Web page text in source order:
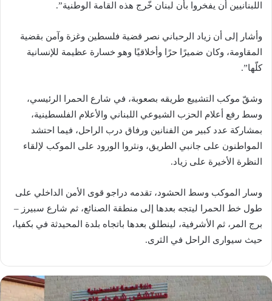
اللبنانيين أن يفخروا بأن لبنان خّرج هذه القامة الوطنية”.
وأشار إلى أن زياد الرحباني نصر قضية فلسطين وغزة وآمن بقضية
المقاومة، وكان ضميرًا حرًا وأخلاقيًا وهو خسارة عظيمة للإنسانية
كلّها”.
وشقّ موكب التشييع طريقه بصعوبة، في شارع الحمرا الرئيسي،
وسط رفع أعلام الحزب الشيوعي اللبناني والأعلام الفلسطينية،
بمشاركة عدد كبير من الفنانين ورفاق درب الراحل، فيما احتشد
المواطنون على جانبي الطريق، ونثروا الورود على الموكب لإلقاء
النظرة الأخيرة على زياد.
وسار الموكب وسط الحشود، تقدمه دراجو قوى الأمن الداخلي على
طول خط الحمرا ليتجه بعدها إلى منطقة الصنائع، ثم شارع سبيرز –
برج المر، ثم الأشرفية، لينطلق بعدها باتجاه بلدة المحيدثة في بكفيا،
حيث سيوارى الراحل في الثرى.